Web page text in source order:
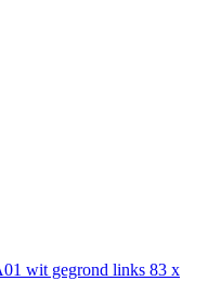
wit gegrond links 83 x